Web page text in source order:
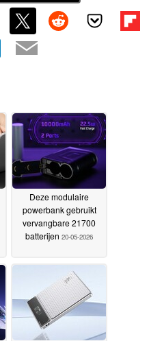
Deze modulaire
powerbank gebruikt
vervangbare 21700
batterijen 20-05-2026